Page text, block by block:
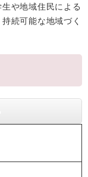
や地域住民による
続可能な地域づく